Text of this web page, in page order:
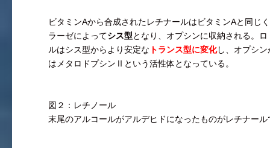
ビタミンAから合成されたレチナールはビタミンAと同じく
ラーゼによってシス型となり、オプシンに収納される。
ルはシス型からより安定な トランス型に変化し、オプシ
はメタロドプシンⅡという活性体となっている。
図２：レチノール
末尾のアルコールがアルデヒドになったものがレチナール